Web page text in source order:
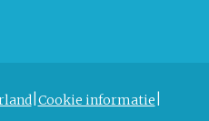
Cookie informatie